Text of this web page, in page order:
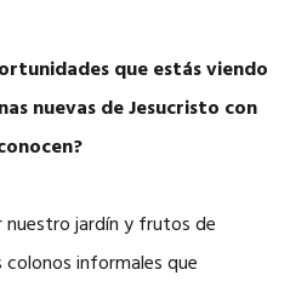
que estás viendo
nuevas de Jesucristo con
jardín y frutos de
informales que